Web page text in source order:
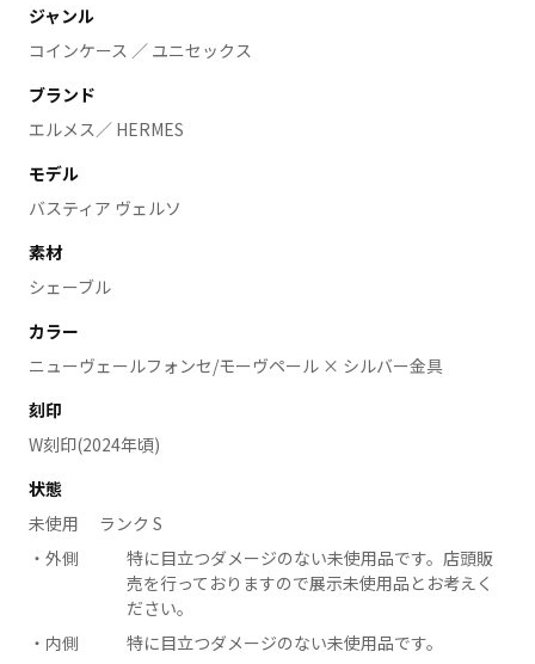
ジャンル
コインケース ／ ユニセックス
ブランド
エルメス／ HERMES
モデル
バスティア ヴェルソ
素材
シェーブル
カラー
ニューヴェールフォンセ/モーヴペール × シルバー金具
刻印
W刻印(2024年頃)
状態
未使用 ランク S
外側
特に目立つダメージのない未使用品です。店頭販
売を行っておりますので展示未使用品とお考えく
ださい。
内側
特に目立つダメージのない未使用品です。